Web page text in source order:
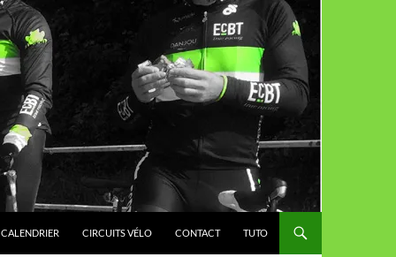
CALENDRIER CIRCUITS VÉLO CONTACT TUTO